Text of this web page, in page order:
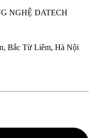
NGHỆ DATECH
Bắc Từ Liêm, Hà Nội